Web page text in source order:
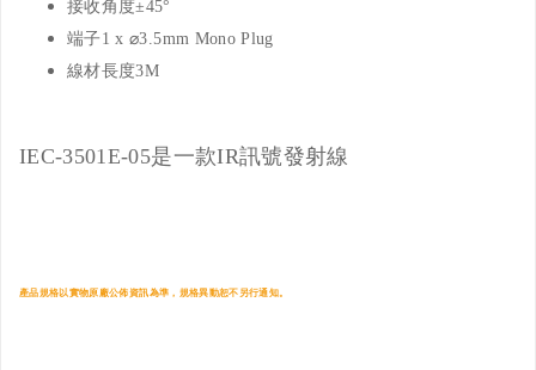
接收角度±45°
端子1 x ⌀3.5mm Mono Plug
線材長度3M
IEC-3501E-05是一款IR訊號發射線
產品規格以實物原廠公佈資訊為準，規格異動恕不另行通知。